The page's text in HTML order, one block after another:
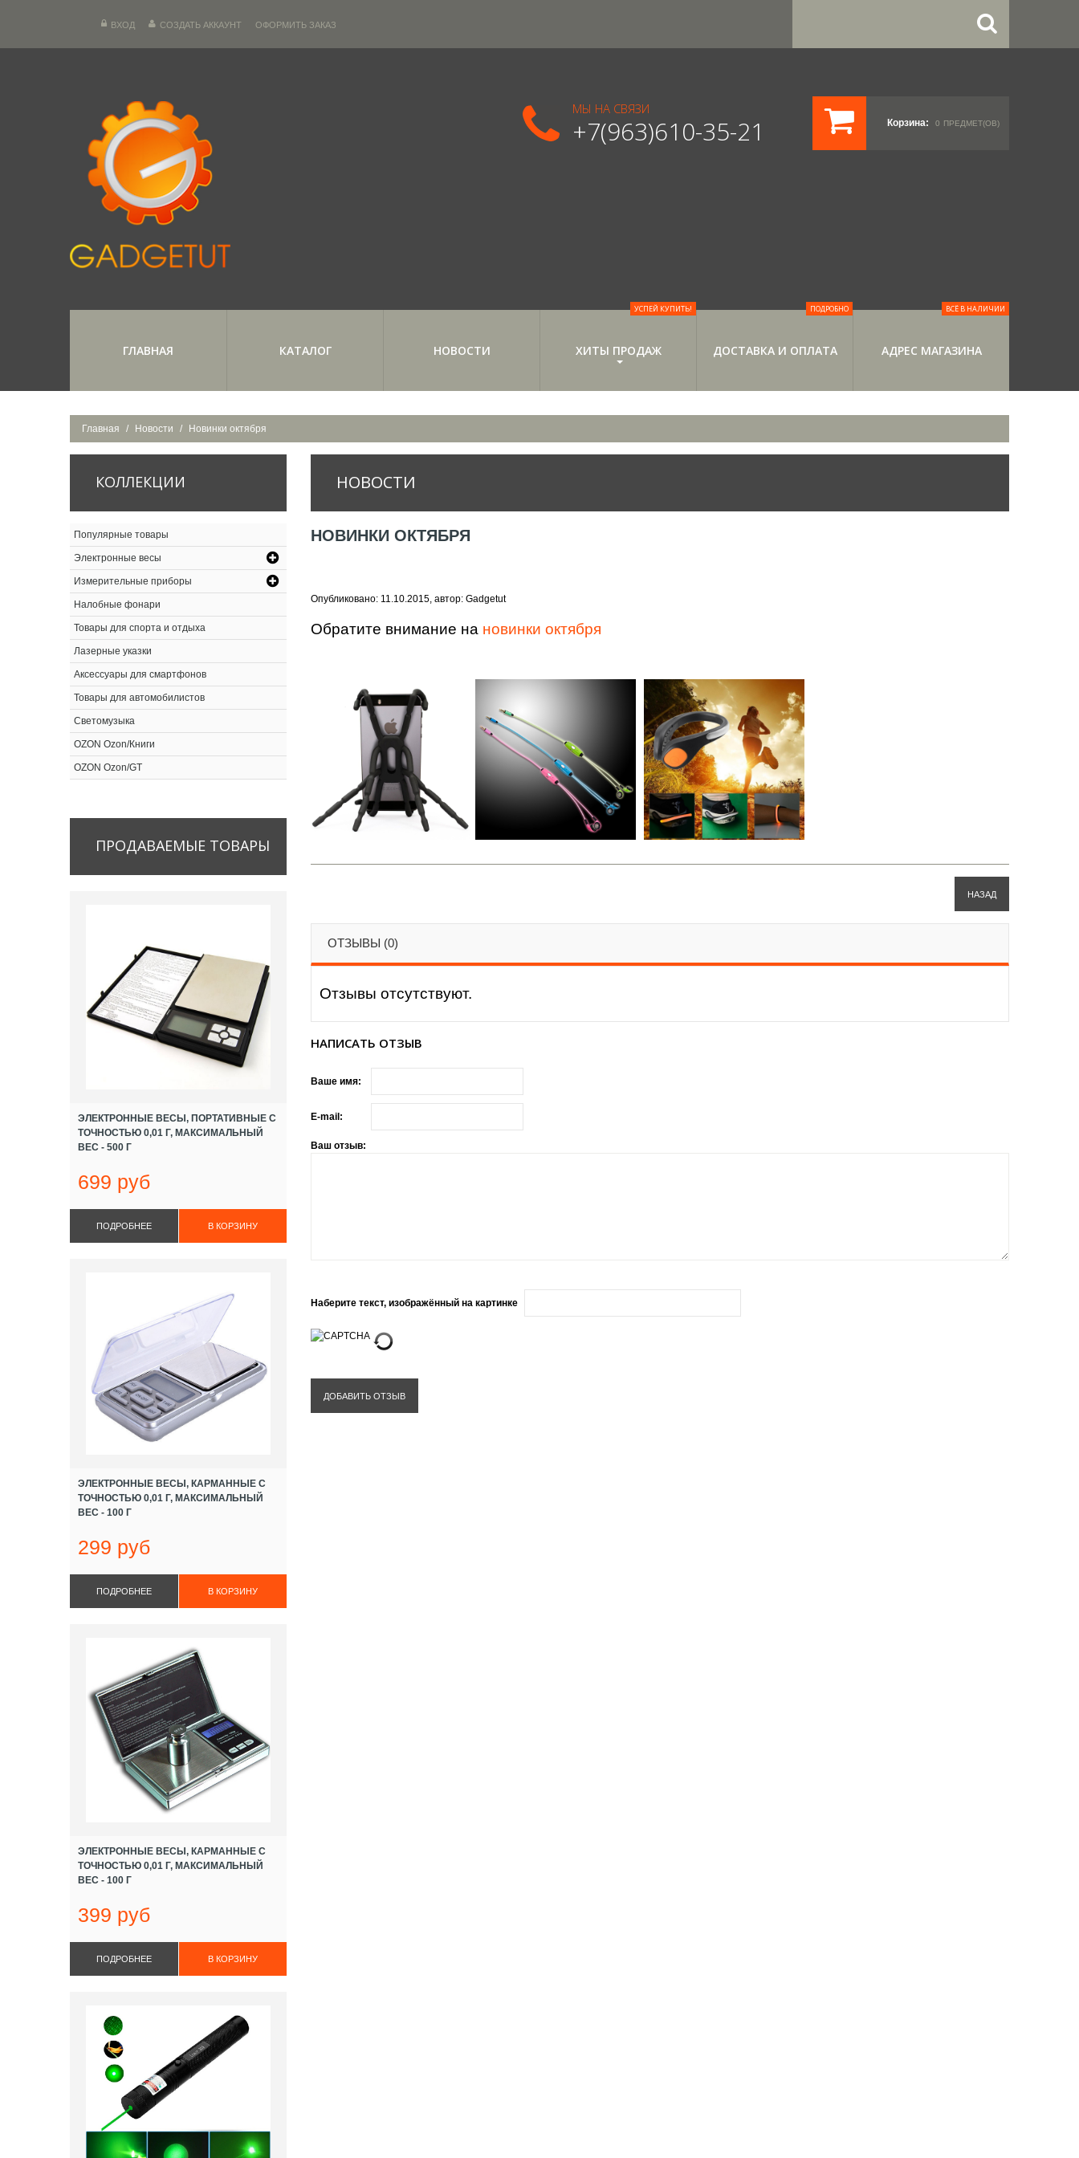
ВХОД СОЗДАТЬ АККАУНТ ОФОРМИТЬ ЗАКАЗ
Корзина: 0 ПРЕДМЕТ(ОВ)
МЫ НА СВЯЗИ
+7(963)610-35-21
ГЛАВНАЯ КАТАЛОГ НОВОСТИ ХИТЫ ПРОДАЖ
УСПЕЙ КУПИТЬ!
ДОСТАВКА И ОПЛАТА
ПОДРОБНО
АДРЕС МАГАЗИНА
ВСЁ В НАЛИЧИИ
Главная Новости Новинки октября
НОВОСТИ
НОВИНКИ ОКТЯБРЯ
Опубликовано: 11.10.2015, автор: Gadgetut
Обратите внимание на новинки октября
НАЗАД
ОТЗЫВЫ (0)
Отзывы отсутствуют.
НАПИСАТЬ ОТЗЫВ
Ваше имя:
E-mail:
Ваш отзыв:
Наберите текст, изображённый на картинке
ДОБАВИТЬ ОТЗЫВ
КОЛЛЕКЦИИ
Популярные товары
Электронные весы
Измерительные приборы
Налобные фонари
Товары для спорта и отдыха
Лазерные указки
Аксессуары для смартфонов
Товары для автомобилистов
Светомузыка
OZON Ozon/Книги
OZON Ozon/GT
ПРОДАВАЕМЫЕ ТОВАРЫ
ЭЛЕКТРОННЫЕ ВЕСЫ, ПОРТАТИВНЫЕ С
ТОЧНОСТЬЮ 0,01 Г, МАКСИМАЛЬНЫЙ
ВЕС - 500 Г
699 руб
ПОДРОБНЕЕ
ЭЛЕКТРОННЫЕ ВЕСЫ, КАРМАННЫЕ С
ТОЧНОСТЬЮ 0,01 Г, МАКСИМАЛЬНЫЙ
ВЕС - 100 Г
299 руб
ПОДРОБНЕЕ
ЭЛЕКТРОННЫЕ ВЕСЫ, КАРМАННЫЕ С
ТОЧНОСТЬЮ 0,01 Г, МАКСИМАЛЬНЫЙ
ВЕС - 100 Г
399 руб
ПОДРОБНЕЕ